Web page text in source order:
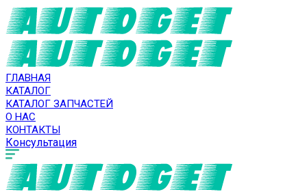
ГЛАВНАЯ
КАТАЛОГ
КАТАЛОГ ЗАПЧАСТЕЙ
О НАС
КОНТАКТЫ
Консультация